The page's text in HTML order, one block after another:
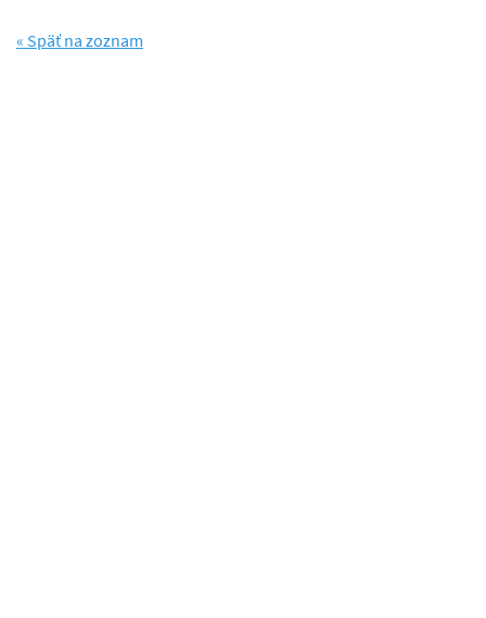
« Späť na zoznam